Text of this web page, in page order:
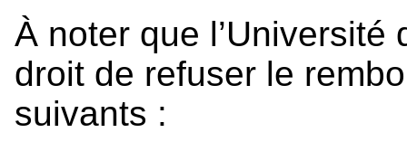
À noter que
droit de refuser le
suivants :